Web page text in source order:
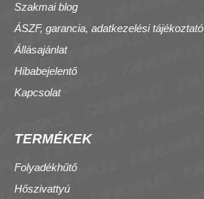
Szakmai blog
ÁSZF, garancia, adatkezelési tájékoztató
Állásajánlat
Hibabejelentő
Kapcsolat
TERMÉKEK
Folyadékhűtő
Hőszivattyú